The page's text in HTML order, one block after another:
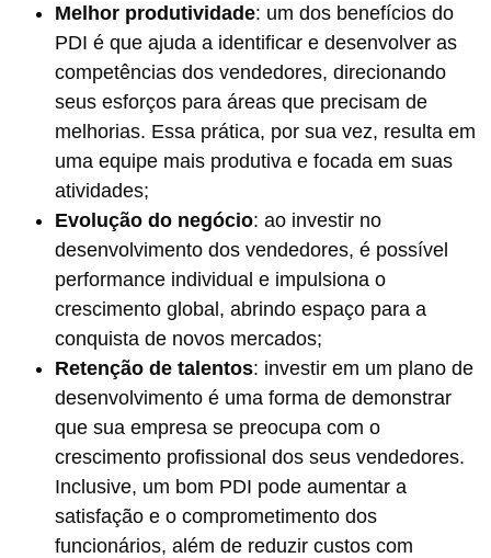
Melhor produtividade: um dos benefícios do
PDI é que ajuda a identificar e desenvolver as
competências dos vendedores, direcionando
seus esforços para áreas que precisam de
melhorias. Essa prática, por sua vez, resulta em
uma equipe mais produtiva e focada em suas
atividades;
Evolução do negócio: ao investir no
desenvolvimento dos vendedores, é possível
performance individual e impulsiona o
crescimento global, abrindo espaço para a
conquista de novos mercados;
Retenção de talentos: investir em um plano de
desenvolvimento é uma forma de demonstrar
que sua empresa se preocupa com o
crescimento profissional dos seus vendedores.
Inclusive, um bom PDI pode aumentar a
satisfação e o comprometimento dos
funcionários, além de reduzir custos com